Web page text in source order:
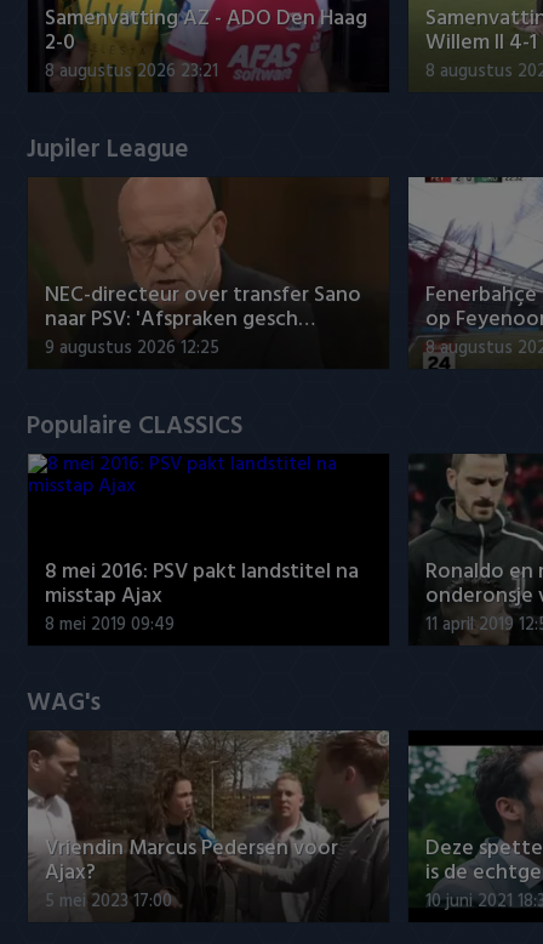
Samenvatting AZ - ADO Den Haag
2-0
8 augustus 2026 23:21
Willem II 4-1
8 augustus
Jupiler League
NEC-directeur over transfer Sano
naar PSV: 'Afspraken gesch…
9 augustus 2026 12:25
op
8 augustus
Populaire CLASSICS
8 mei 2016: PSV pakt landstitel na
misstap Ajax
8 mei 2019 09:49
Ronaldo
onderonsje
11 april 2019
WAG's
Vriendin Marcus Pedersen voor
Ajax?
5 mei 2023 17:00
Deze
is de
10 juni 2021